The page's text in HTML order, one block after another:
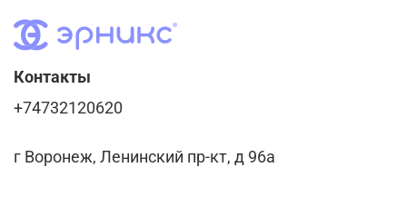
Контакты
+74732120620
г Воронеж, Ленинский пр-кт, д 96а